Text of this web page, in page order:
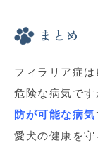
まとめ
フィラリア症
危険な病気です
防が可能な病気
愛犬の健康を